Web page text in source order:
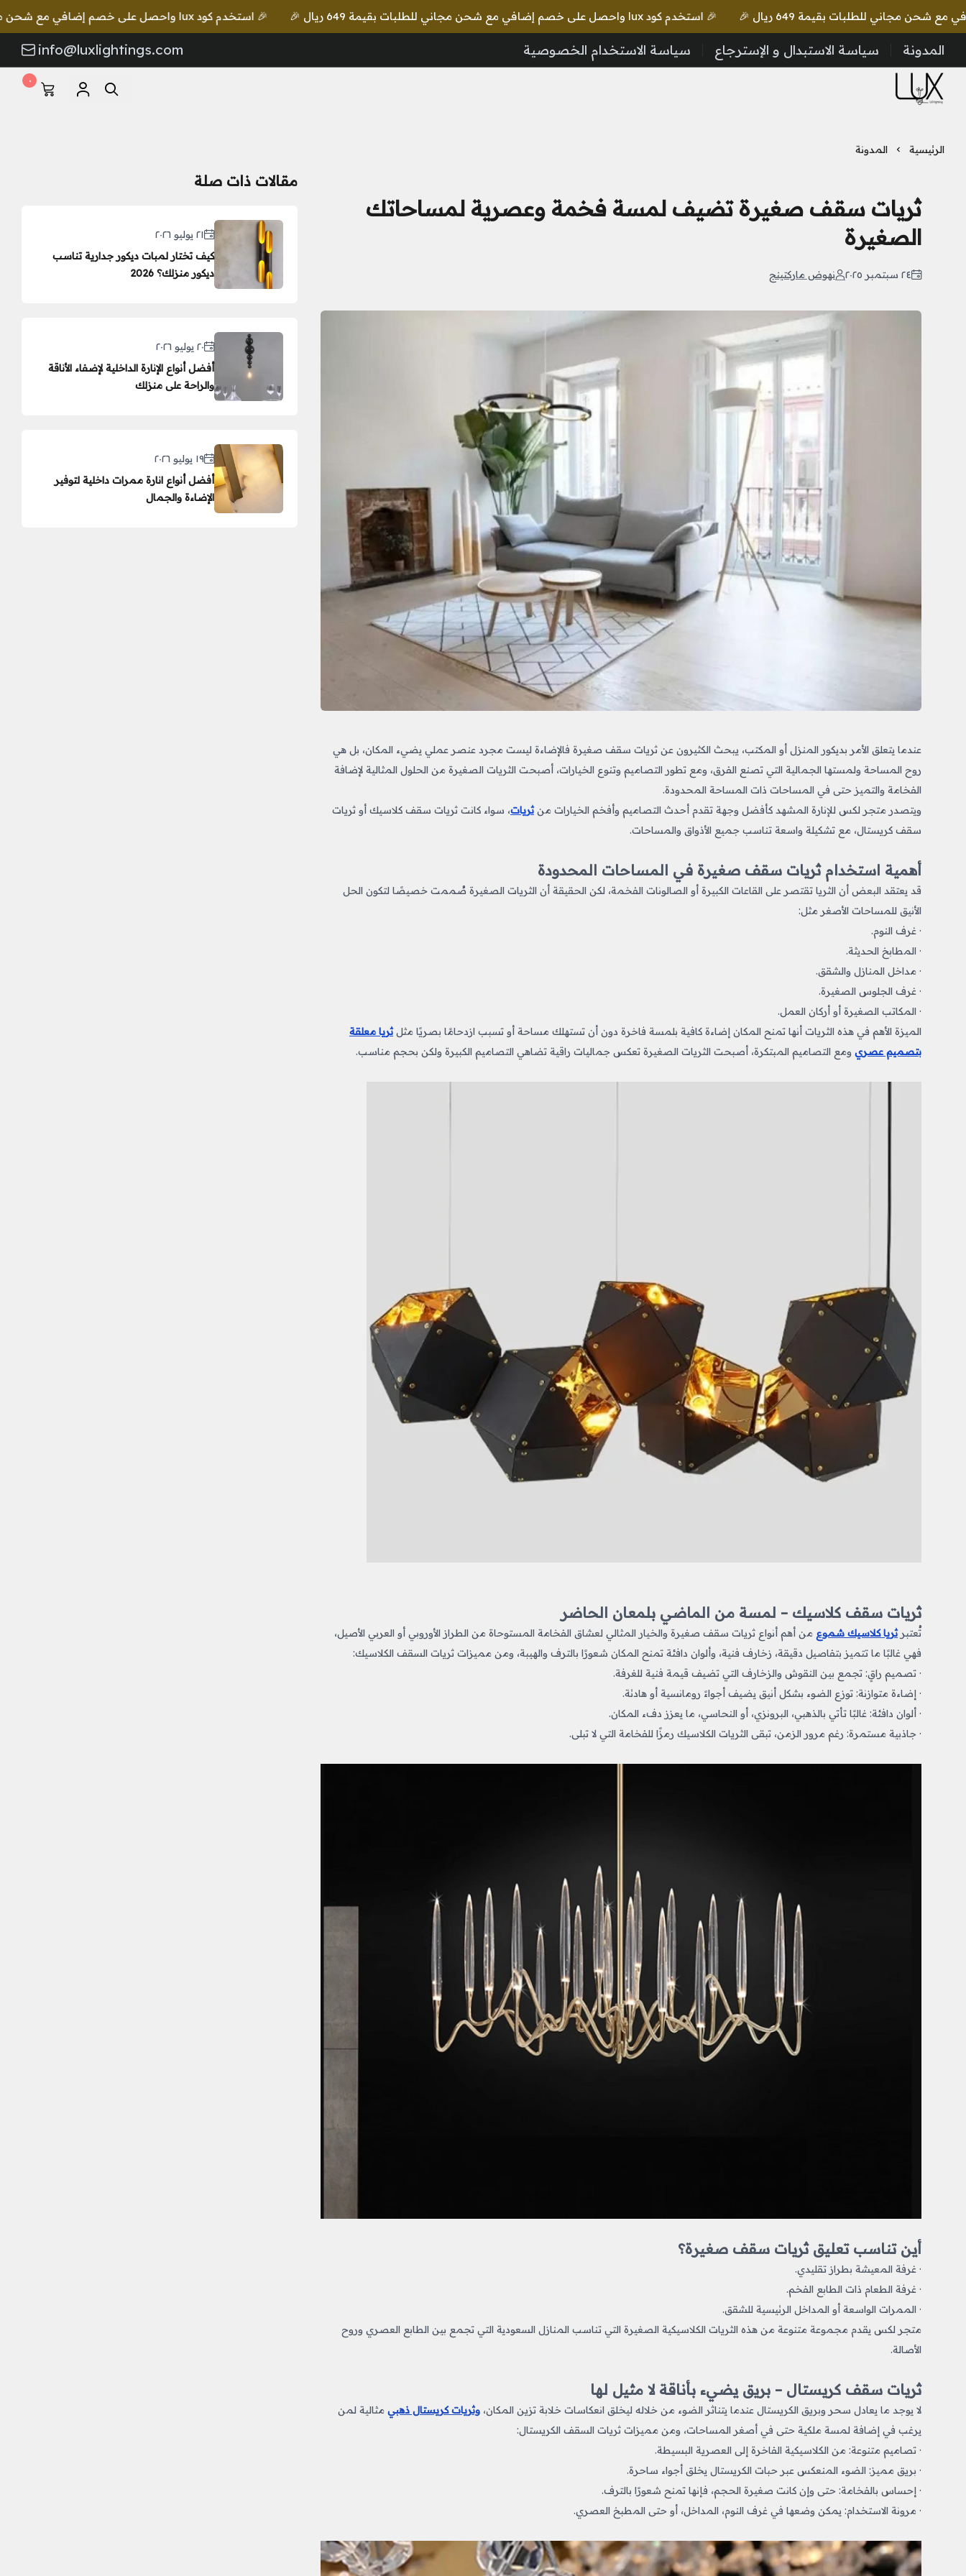
🎉 استخدم كود lux واحصل على خصم إضافي مع شحن مجاني للطلبات بقيمة 649 ريال 🎉 🎉 استخدم كود lux واحصل على خصم إضافي مع شحن مجاني للطلبات بقيمة 649 ريال 🎉
المدونة سياسة الاستبدال و الإسترجاع سياسة الاستخدام الخصوصية info@luxlightings.com
LUX Lighting
٠
الرئيسية المدونة
ثريات سقف صغيرة تضيف لمسة فخمة وعصرية لمساحاتك
الصغيرة
٢٤ سبتمبر ٢٠٢٥ نهوض ماركتينج
عندما يتعلق الأمر بديكور المنزل أو المكتب، يبحث الكثيرون عن ثريات سقف صغيرة فالإضاءة ليست مجرد عنصر عملي يضيء المكان، بل هي
روح المساحة ولمستها الجمالية التي تصنع الفرق، ومع تطور التصاميم وتنوع الخيارات، أصبحت الثريات الصغيرة من الحلول المثالية لإضافة
الفخامة والتميز حتى في المساحات ذات المساحة المحدودة.
ويتصدر متجر لكس للإنارة المشهد كأفضل وجهة تقدم أحدث التصاميم وأفخم الخيارات من ثريات، سواء كانت ثريات سقف كلاسيك أو ثريات
سقف كريستال، مع تشكيلة واسعة تناسب جميع الأذواق والمساحات.
أهمية استخدام ثريات سقف صغيرة في المساحات المحدودة
قد يعتقد البعض أن الثريا تقتصر على القاعات الكبيرة أو الصالونات الفخمة، لكن الحقيقة أن الثريات الصغيرة صُممت خصيصًا لتكون الحل
الأنيق للمساحات الأصغر مثل:
· غرف النوم.
· المطابخ الحديثة.
· مداخل المنازل والشقق.
· غرف الجلوس الصغيرة.
· المكاتب الصغيرة أو أركان العمل.
الميزة الأهم في هذه الثريات أنها تمنح المكان إضاءة كافية بلمسة فاخرة دون أن تستهلك مساحة أو تسبب ازدحامًا بصريًا مثلثريا معلقة
بتصميم عصري ومع التصاميم المبتكرة، أصبحت الثريات الصغيرة تعكس جماليات راقية تضاهي التصاميم الكبيرة ولكن بحجم مناسب.
ثريات سقف كلاسيك – لمسة من الماضي بلمعان الحاضر
تُعتبر ثريا كلاسيك شموع من أهم أنواع ثريات سقف صغيرة والخيار المثالي لعشاق الفخامة المستوحاة من الطراز الأوروبي أو العربي الأصيل،
فهي غالبًا ما تتميز بتفاصيل دقيقة، زخارف فنية، وألوان دافئة تمنح المكان شعورًا بالترف والهيبة، ومن مميزات ثريات السقف الكلاسيك:
· تصميم راقٍ: تجمع بين النقوش والزخارف التي تضيف قيمة فنية للغرفة.
· إضاءة متوازنة: توزع الضوء بشكل أنيق يضيف أجواءً رومانسية أو هادئة.
· ألوان دافئة: غالبًا تأتي بالذهبي، البرونزي، أو النحاسي، ما يعزز دفء المكان.
· جاذبية مستمرة: رغم مرور الزمن، تبقى الثريات الكلاسيك رمزًا للفخامة التي لا تبلى.
أين تناسب تعليق ثريات سقف صغيرة؟
· غرفة المعيشة بطراز تقليدي.
· غرفة الطعام ذات الطابع الفخم.
· الممرات الواسعة أو المداخل الرئيسية للشقق.
متجر لكس يقدم مجموعة متنوعة من هذه الثريات الكلاسيكية الصغيرة التي تناسب المنازل السعودية التي تجمع بين الطابع العصري وروح
الأصالة.
ثريات سقف كريستال – بريق يضيء بأناقة لا مثيل لها
لا يوجد ما يعادل سحر وبريق الكريستال عندما يتناثر الضوء من خلاله ليخلق انعكاسات خلابة تزين المكان، وثريات كريستال ذهبي مثالية لمن
يرغب في إضافة لمسة ملكية حتى في أصغر المساحات، ومن مميزات ثريات السقف الكريستال:
· تصاميم متنوعة: من الكلاسيكية الفاخرة إلى العصرية البسيطة.
· بريق مميز: الضوء المنعكس عبر حبات الكريستال يخلق أجواء ساحرة.
· إحساس بالفخامة: حتى وإن كانت صغيرة الحجم، فإنها تمنح شعورًا بالترف.
· مرونة الاستخدام: يمكن وضعها في غرف النوم، المداخل، أو حتى المطبخ العصري.
مقالات ذات صلة
٢١ يوليو ٢٠٢٦
كيف تختار لمبات ديكور جدارية تناسب
ديكور منزلك؟ 2026
٢٠ يوليو ٢٠٢٦
أفضل أنواع الإنارة الداخلية لإضفاء الأناقة
والراحة على منزلك
١٩ يوليو ٢٠٢٦
أفضل أنواع انارة ممرات داخلية لتوفير
الإضاءة والجمال